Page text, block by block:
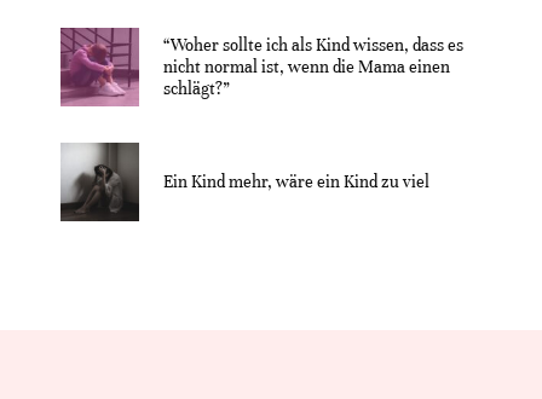
“Woher sollte ich als Kind wissen, dass es
nicht normal ist, wenn die Mama einen
schlägt?”
Ein Kind mehr, wäre ein Kind zu viel